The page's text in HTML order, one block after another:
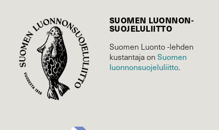
SUOMEN LUONNON­
SUOJELU­LIITTO
Suomen Luonto -lehden
kustantaja on Suomen
luonnonsuojelu­liitto.